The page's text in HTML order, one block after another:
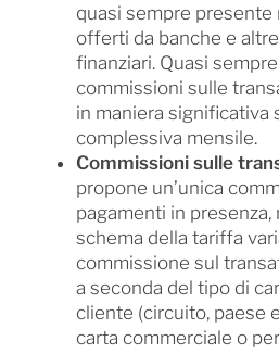
quasi sempre
offerti da banche e
finanziari. Quasi
commissioni sulle
in maniera significativa
complessiva mensile.
Commissioni sulle
propone un’unica
pagamenti in
schema della tariffa
commissione sul
a seconda del tipo di
cliente (circuito, paese
carta commerciale o